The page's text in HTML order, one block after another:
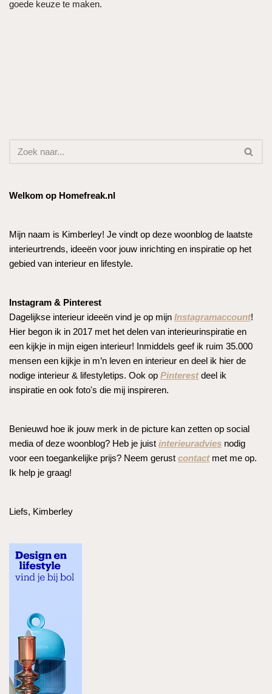
goede keuze te maken.
Welkom op Homefreak.nl
Mijn naam is Kimberley! Je vindt op deze woonblog de laatste
interieurtrends, ideeën voor jouw inrichting en inspiratie op het
gebied van interieur en lifestyle.
Instagram & Pinterest
Dagelijkse interieur ideeën vind je op mijn Instagramaccount!
Hier begon ik in 2017 met het delen van interieurinspiratie en
een kijkje in mijn eigen interieur! Inmiddels geef ik ruim 35.000
mensen een kijkje in m’n leven en interieur en deel ik hier de
nodige interieur & lifestyletips. Ook op Pinterestdeel ik
inspiratie en ook foto's die mij inspireren.
Benieuwd hoe ik jouw merk in de picture kan zetten op social
media of deze woonblog? Heb je juist interieuradvies nodig
voor een toegankelijke prijs? Neem gerust contactmet me op.
Ik help je graag!
Liefs, Kimberley